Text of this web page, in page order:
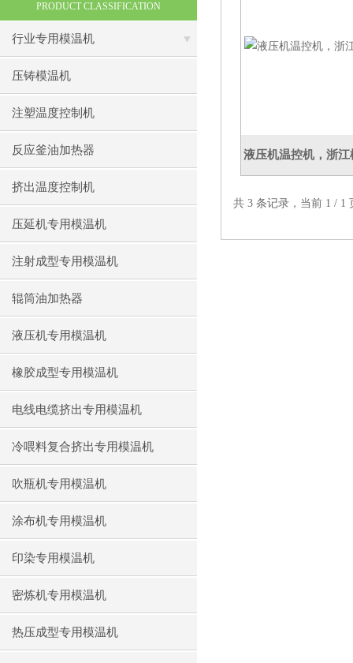
PRODUCT CLASSIFICATION
行业专用模温机
压铸模温机
注塑温度控制机
反应釜油加热器
挤出温度控制机
压延机专用模温机
注射成型专用模温机
辊筒油加热器
液压机专用模温机
橡胶成型专用模温机
电线电缆挤出专用模温机
冷喂料复合挤出专用模温机
吹瓶机专用模温机
涂布机专用模温机
印染专用模温机
密炼机专用模温机
热压成型专用模温机
液压机温控机，浙
共 3 条记录，当前 1 /